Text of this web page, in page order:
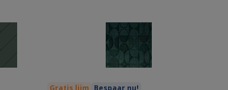
Gratis lijm Bespaar nu!